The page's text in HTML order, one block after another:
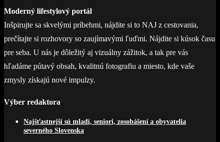
Moderný lifestylový portál
Inšpirujte sa skvelými príbehmi, nájdite si to NAJ z cestovania,
prečítajte si rozhovory so zaujímavými ľuďmi. Nájdite si kúsok času
pre seba. U nás je dôležitý aj vizuálny zážitok, a tak pre vás
hľadáme pútavý obsah, kvalitnú fotografiu a miesto, kde vaše
zmysly získajú nové impulzy.
Výber redaktora
Najšťastnejší sú mladí, seniori, zosobášení a obyvatelia
severného Slovenska